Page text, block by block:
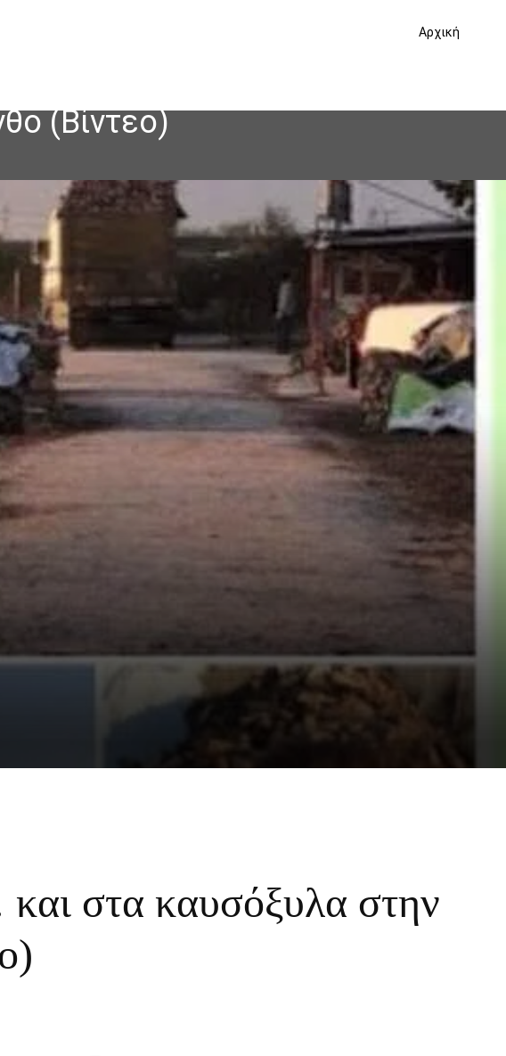
Αρχική
(Βίντεο)
στα καυσόξυλα στην